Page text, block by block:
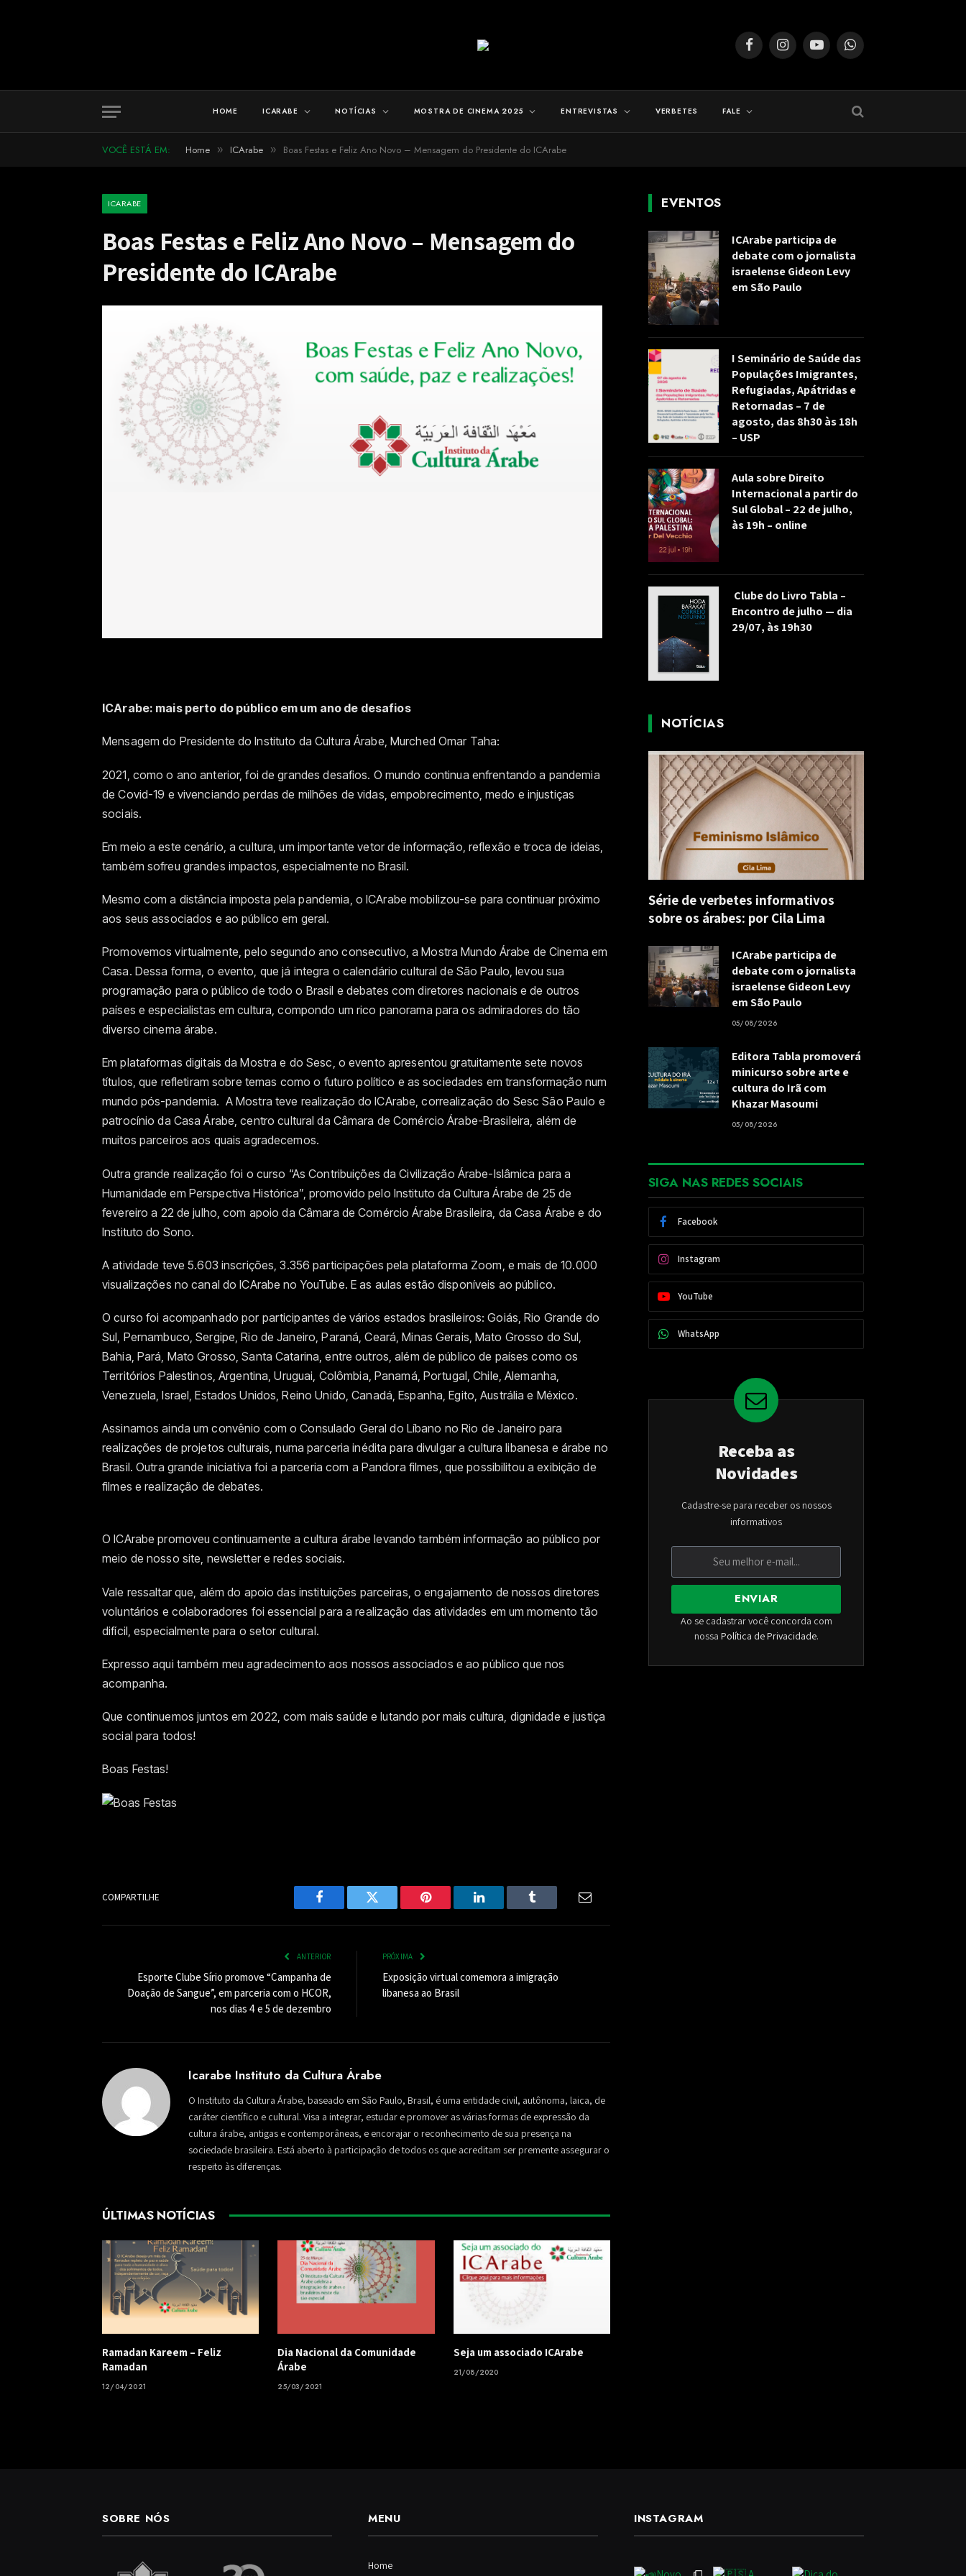
FacebookInstagramYouTubeWhatsApp
HOME ICARABE NOTÍCIAS MOSTRA DE CINEMA 2025 ENTREVISTAS VERBETES FALE
VOCÊ ESTÁ EM: Home » ICArabe » Boas Festas e Feliz Ano Novo – Mensagem do Presidente do ICArabe
ICARABE
Boas Festas e Feliz Ano Novo – Mensagem do
Presidente do ICArabe
ICArabe: mais perto do público em um ano de desafios
Mensagem do Presidente do Instituto da Cultura Árabe, Murched Omar Taha:
2021, como o ano anterior, foi de grandes desafios. O mundo continua enfrentando a pandemia
de Covid-19 e vivenciando perdas de milhões de vidas, empobrecimento, medo e injustiças
sociais.
Em meio a este cenário, a cultura, um importante vetor de informação, reflexão e troca de ideias,
também sofreu grandes impactos, especialmente no Brasil.
Mesmo com a distância imposta pela pandemia, o ICArabe mobilizou-se para continuar próximo
aos seus associados e ao público em geral.
Promovemos virtualmente, pelo segundo ano consecutivo, a Mostra Mundo Árabe de Cinema em
Casa. Dessa forma, o evento, que já integra o calendário cultural de São Paulo, levou sua
programação para o público de todo o Brasil e debates com diretores nacionais e de outros
países e especialistas em cultura, compondo um rico panorama para os admiradores do tão
diverso cinema árabe.
Em plataformas digitais da Mostra e do Sesc, o evento apresentou gratuitamente sete novos
títulos, que refletiram sobre temas como o futuro político e as sociedades em transformação num
mundo pós-pandemia. A Mostra teve realização do ICArabe, correalização do Sesc São Paulo e
patrocínio da Casa Árabe, centro cultural da Câmara de Comércio Árabe-Brasileira, além de
muitos parceiros aos quais agradecemos.
Outra grande realização foi o curso “As Contribuições da Civilização Árabe-Islâmica para a
Humanidade em Perspectiva Histórica”, promovido pelo Instituto da Cultura Árabe de 25 de
fevereiro a 22 de julho, com apoio da Câmara de Comércio Árabe Brasileira, da Casa Árabe e do
Instituto do Sono.
A atividade teve 5.603 inscrições, 3.356 participações pela plataforma Zoom, e mais de 10.000
visualizações no canal do ICArabe no YouTube. E as aulas estão disponíveis ao público.
O curso foi acompanhado por participantes de vários estados brasileiros: Goiás, Rio Grande do
Sul, Pernambuco, Sergipe, Rio de Janeiro, Paraná, Ceará, Minas Gerais, Mato Grosso do Sul,
Bahia, Pará, Mato Grosso, Santa Catarina, entre outros, além de público de países como os
Territórios Palestinos, Argentina, Uruguai, Colômbia, Panamá, Portugal, Chile, Alemanha,
Venezuela, Israel, Estados Unidos, Reino Unido, Canadá, Espanha, Egito, Austrália e México.
Assinamos ainda um convênio com o Consulado Geral do Líbano no Rio de Janeiro para
realizações de projetos culturais, numa parceria inédita para divulgar a cultura libanesa e árabe no
Brasil. Outra grande iniciativa foi a parceria com a Pandora filmes, que possibilitou a exibição de
filmes e realização de debates.
O ICArabe promoveu continuamente a cultura árabe levando também informação ao público por
meio de nosso site, newsletter e redes sociais.
Vale ressaltar que, além do apoio das instituições parceiras, o engajamento de nossos diretores
voluntários e colaboradores foi essencial para a realização das atividades em um momento tão
difícil, especialmente para o setor cultural.
Expresso aqui também meu agradecimento aos nossos associados e ao público que nos
acompanha.
Que continuemos juntos em 2022, com mais saúde e lutando por mais cultura, dignidade e justiça
social para todos!
Boas Festas!
COMPARTILHE
Facebook Twitter Pinterest LinkedIn Tumblr Email
ANTERIOR
Esporte Clube Sírio promove “Campanha de
Doação de Sangue”, em parceria com o HCOR,
nos dias 4 e 5 de dezembro
PRÓXIMA
Exposição virtual comemora a imigração
libanesa ao Brasil
Icarabe Instituto da Cultura Árabe
O Instituto da Cultura Árabe, baseado em São Paulo, Brasil, é uma entidade civil, autônoma, laica, de
caráter científico e cultural. Visa a integrar, estudar e promover as várias formas de expressão da
cultura árabe, antigas e contemporâneas, e encorajar o reconhecimento de sua presença na
sociedade brasileira. Está aberto à participação de todos os que acreditam ser premente assegurar o
respeito às diferenças.
ÚLTIMAS NOTÍCIAS
Ramadan Kareem – Feliz
Ramadan
12/04/2021
Dia Nacional da Comunidade
Árabe
25/03/2021
Seja um associado ICArabe
21/08/2020
EVENTOS
ICArabe participa de
debate com o jornalista
israelense Gideon Levy
em São Paulo
I Seminário de Saúde das
Populações Imigrantes,
Refugiadas, Apátridas e
Retornadas – 7 de
agosto, das 8h30 às 18h
– USP
Aula sobre Direito
Internacional a partir do
Sul Global – 22 de julho,
às 19h – online
Clube do Livro Tabla –
Encontro de julho — dia
29/07, às 19h30
NOTÍCIAS
Série de verbetes informativos
sobre os árabes: por Cila Lima
ICArabe participa de
debate com o jornalista
israelense Gideon Levy
em São Paulo
05/08/2026
Editora Tabla promoverá
minicurso sobre arte e
cultura do Irã com
Khazar Masoumi
05/08/2026
SIGA NAS REDES SOCIAIS
Facebook
Instagram
YouTube
WhatsApp
Receba as
Novidades
Cadastre-se para receber os nossos
informativos
ENVIAR
Ao se cadastrar você concorda com
nossa Política de Privacidade.
SOBRE NÓS MENU
Home
INSTAGRAM